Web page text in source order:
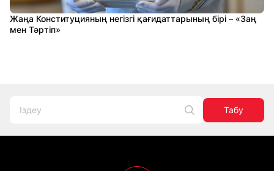
Жаңа Конституцияның негізгі қағидаттарының бірі – «Заң
мен Тәртіп»
Табу